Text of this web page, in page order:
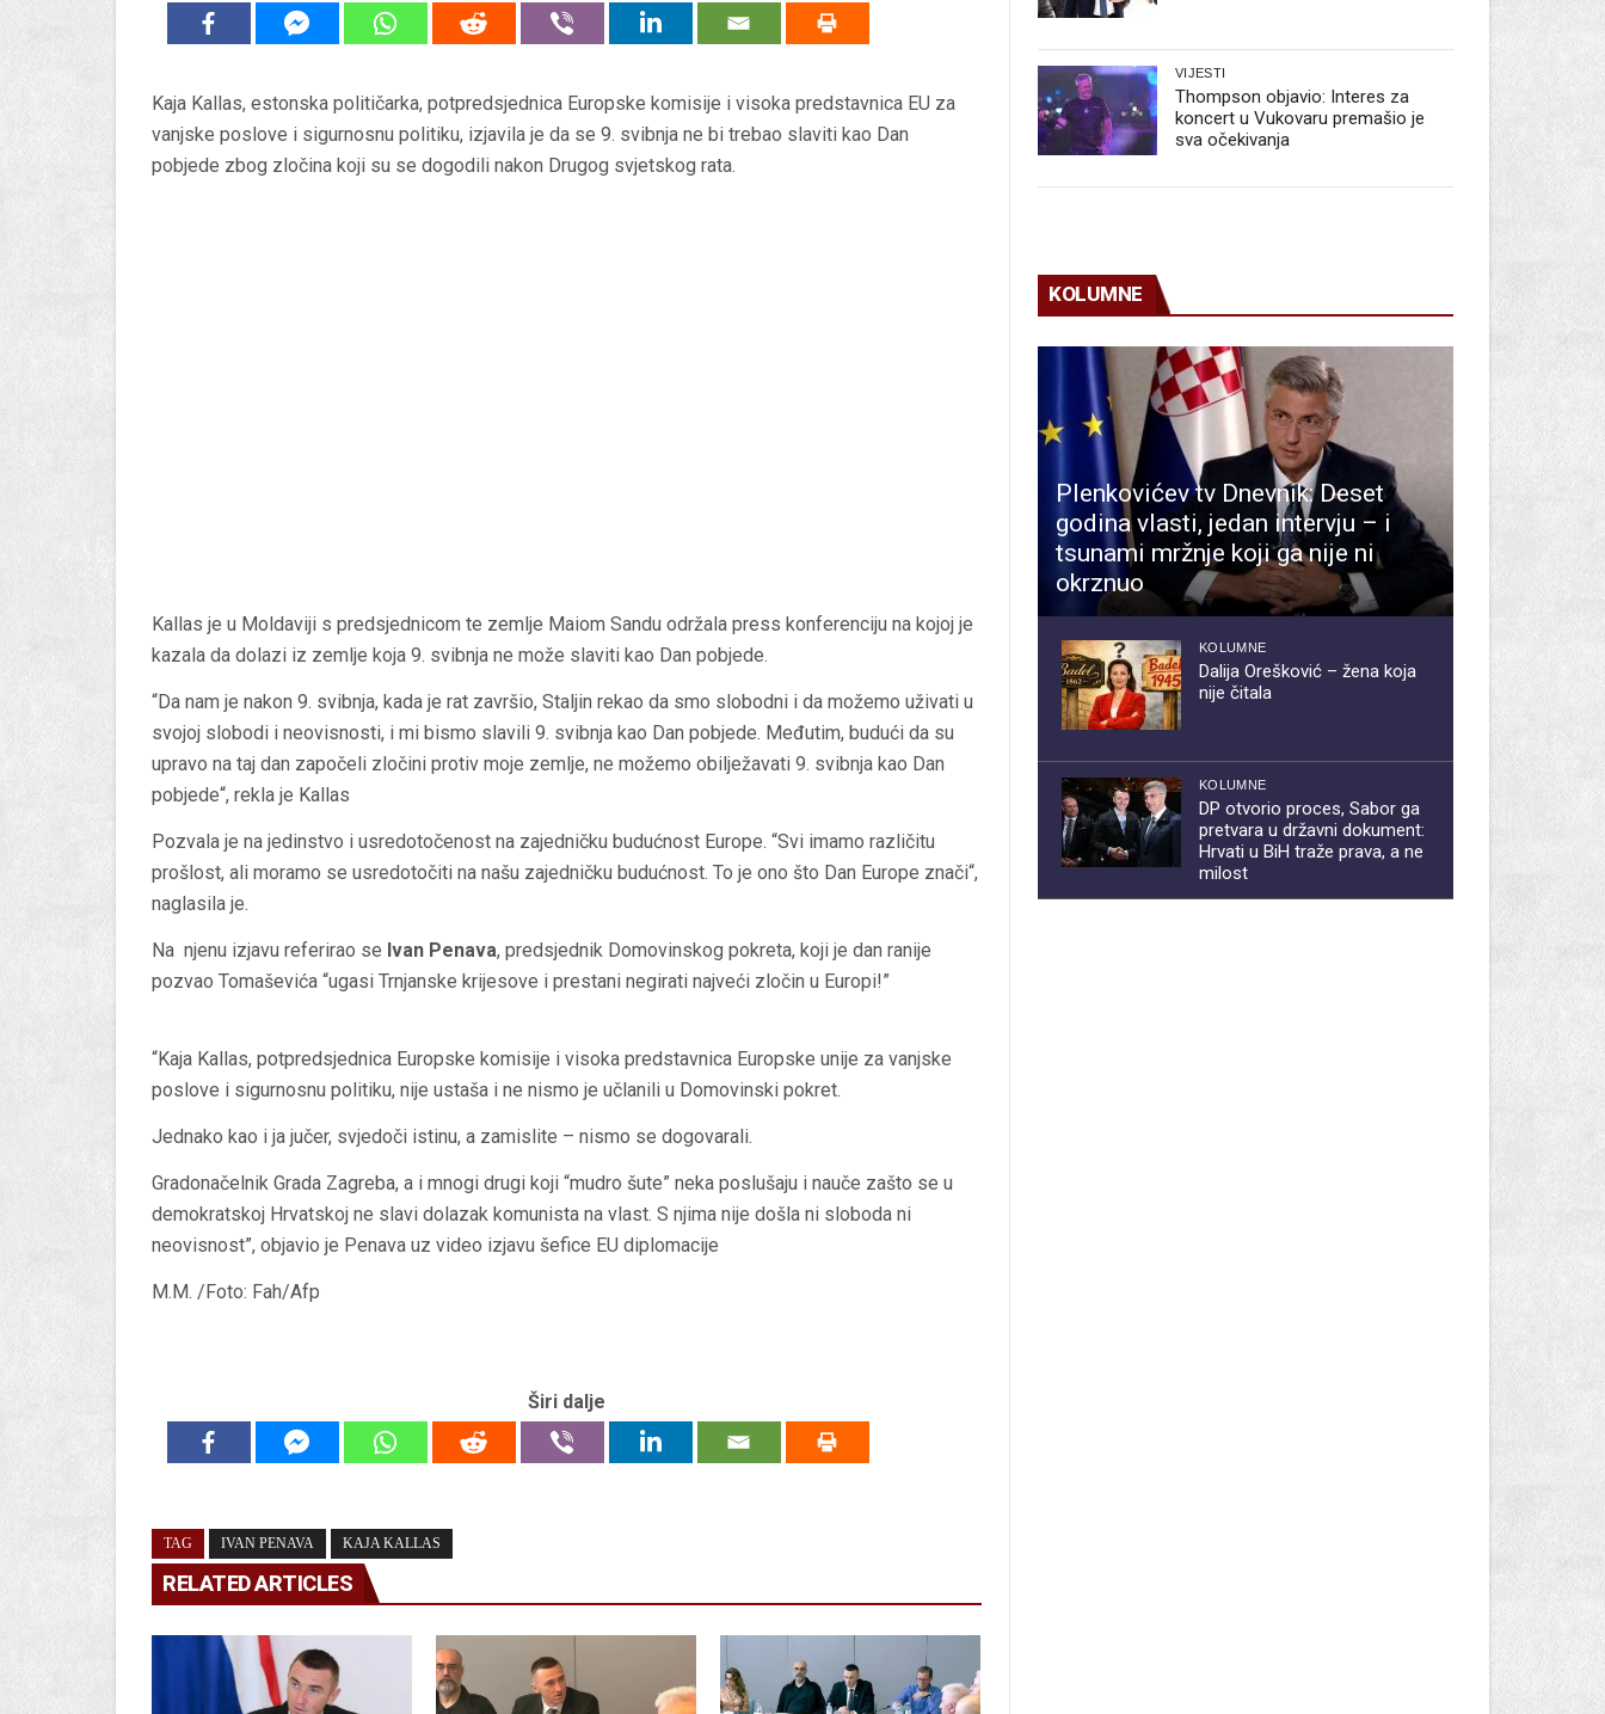
Kaja Kallas, estonska političarka, potpredsjednica Europske komisije i visoka predstavnica EU za
vanjske poslove i sigurnosnu politiku, izjavila je da se 9. svibnja ne bi trebao slaviti kao Dan
pobjede zbog zločina koji su se dogodili nakon Drugog svjetskog rata.
Kallas je u Moldaviji s predsjednicom te zemlje Maiom Sandu održala press konferenciju na kojoj je
kazala da dolazi iz zemlje koja 9. svibnja ne može slaviti kao Dan pobjede.
“Da nam je nakon 9. svibnja, kada je rat završio, Staljin rekao da smo slobodni i da možemo uživati u
svojoj slobodi i neovisnosti, i mi bismo slavili 9. svibnja kao Dan pobjede. Međutim, budući da su
upravo na taj dan započeli zločini protiv moje zemlje, ne možemo obilježavati 9. svibnja kao Dan
pobjede“, rekla je Kallas
Pozvala je na jedinstvo i usredotočenost na zajedničku budućnost Europe. “Svi imamo različitu
prošlost, ali moramo se usredotočiti na našu zajedničku budućnost. To je ono što Dan Europe znači“,
naglasila je.
Na njenu izjavu referirao se Ivan Penava, predsjednik Domovinskog pokreta, koji je dan ranije
pozvao Tomaševića “ugasi Trnjanske krijesove i prestani negirati najveći zločin u Europi!”
“Kaja Kallas, potpredsjednica Europske komisije i visoka predstavnica Europske unije za vanjske
poslove i sigurnosnu politiku, nije ustaša i ne nismo je učlanili u Domovinski pokret.
Jednako kao i ja jučer, svjedoči istinu, a zamislite – nismo se dogovarali.
Gradonačelnik Grada Zagreba, a i mnogi drugi koji “mudro šute” neka poslušaju i nauče zašto se u
demokratskoj Hrvatskoj ne slavi dolazak komunista na vlast. S njima nije došla ni sloboda ni
neovisnost”, objavio je Penava uz video izjavu šefice EU diplomacije
M.M. /Foto: Fah/Afp
Širi dalje
TAG IVAN PENAVA KAJA KALLAS
RELATED ARTICLES
VIJESTI
Thompson objavio: Interes za
koncert u Vukovaru premašio je
sva očekivanja
KOLUMNE
Plenkovićev tv Dnevnik: Deset
godina vlasti, jedan intervju – i
tsunami mržnje koji ga nije ni
okrznuo
KOLUMNE
Dalija Orešković – žena koja
nije čitala
KOLUMNE
DP otvorio proces, Sabor ga
pretvara u državni dokument:
Hrvati u BiH traže prava, a ne
milost